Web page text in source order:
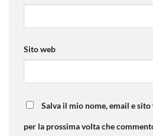
Sito web
Salva il mio nome, email e
per la prossima volta che